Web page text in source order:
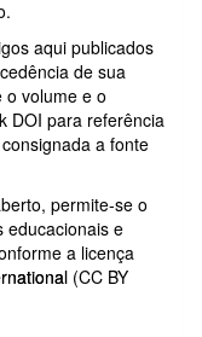
aqui publicados
de sua
o volume e o
DOI para referência
a fonte
permite-se o
educacionais e
a licença
(CC BY